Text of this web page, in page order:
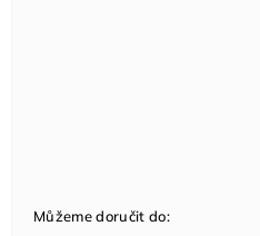
Můžeme doručit do: